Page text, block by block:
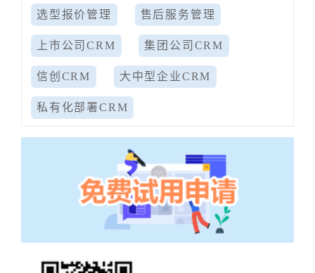
选型报价管理 售后服务管理
上市公司CRM 集团公司CRM
信创CRM 大中型企业CRM
私有化部署CRM